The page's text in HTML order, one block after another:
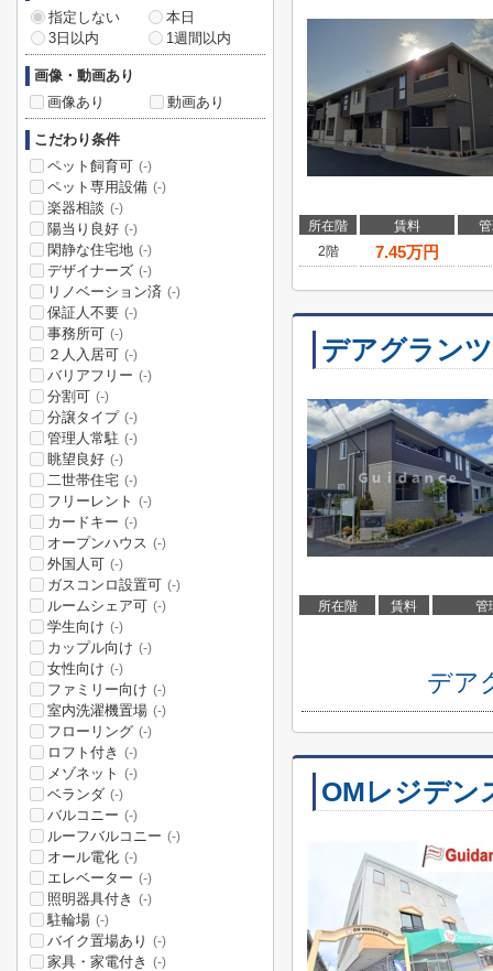
所在階 賃料
2階
7.45万円
デアグラン
所在階 賃料 管
デア
OMレジデン
指定しない
本日
3日以内
1週間以内
画像・動画あり
画像あり
動画あり
こだわり条件
ペット飼育可 (-)
ペット専用設備 (-)
楽器相談 (-)
陽当り良好 (-)
閑静な住宅地 (-)
デザイナーズ (-)
リノベーション済 (-)
保証人不要 (-)
事務所可 (-)
２人入居可 (-)
バリアフリー (-)
分割可 (-)
分譲タイプ (-)
管理人常駐 (-)
眺望良好 (-)
二世帯住宅 (-)
フリーレント (-)
カードキー (-)
オープンハウス (-)
外国人可 (-)
ガスコンロ設置可 (-)
ルームシェア可 (-)
学生向け (-)
カップル向け (-)
女性向け (-)
ファミリー向け (-)
室内洗濯機置場 (-)
フローリング (-)
ロフト付き (-)
メゾネット (-)
ベランダ (-)
バルコニー (-)
ルーフバルコニー (-)
オール電化 (-)
エレベーター (-)
照明器具付き (-)
駐輪場 (-)
バイク置場あり (-)
家具・家電付き (-)